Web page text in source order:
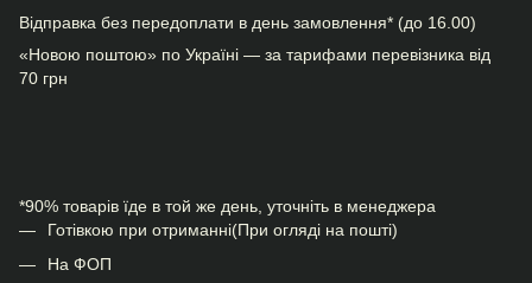
Відправка без передоплати в день замовлення* (до 16.00)
«Новою поштою» по Україні — за тарифами перевізника від
70 грн
*90% товарів їде в той же день, уточніть в менеджера
Готівкою при отриманні(При огляді на пошті)
На ФОП